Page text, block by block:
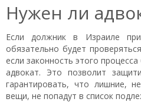
Нужен ли
Если должник в Израиле
обязательно будет
если законность этого
адвокат. Это позволит
гарантировать, что лишние,
вещи, не попадут в список